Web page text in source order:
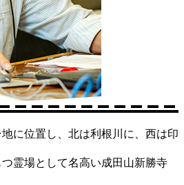
に位置し、北は利根川に、西は印
霊場として名高い成田山新勝寺